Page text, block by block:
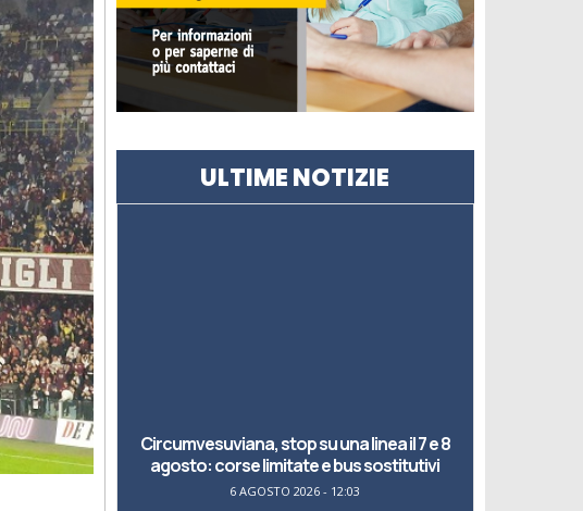
ULTIME NOTIZIE
Circumvesuviana, stop su una linea il 7 e 8
agosto: corse limitate e bus sostitutivi
6 AGOSTO 2026 - 12:03